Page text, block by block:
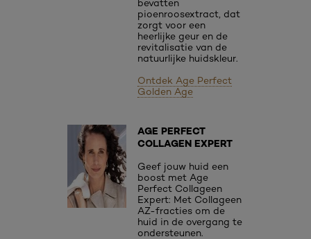
bevatten
pioenroosextract, dat
zorgt voor een
heerlijke geur en de
revitalisatie van de
natuurlijke huidskleur.
Ontdek Age Perfect
Golden Age
AGE PERFECT
COLLAGEN EXPERT
Geef jouw huid een
boost met Age
Perfect Collageen
Expert: Met Collageen
AZ-fracties om de
huid in de overgang te
ondersteunen.